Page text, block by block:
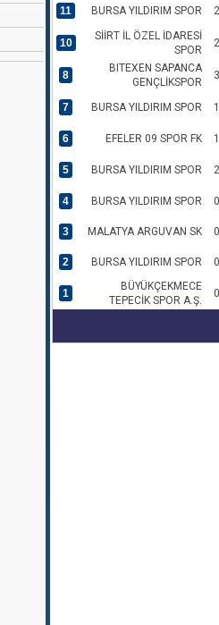
11 BURSA YILDIRIM SPOR
10
SİİRT İL ÖZEL İDARESİ
SPOR
8
BITEXEN SAPANCA
GENÇLİKSPOR
7 BURSA YILDIRIM SPOR
6 EFELER 09 SPOR FK
5 BURSA YILDIRIM SPOR
4 BURSA YILDIRIM SPOR
3 MALATYA ARGUVAN SK
2 BURSA YILDIRIM SPOR
1
BÜYÜKÇEKMECE
TEPECİK SPOR A.Ş.